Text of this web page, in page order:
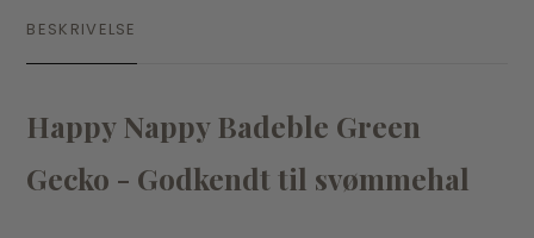
BESKRIVELSE
Happy Nappy Badeble Green
Gecko - Godkendt til svømmehal